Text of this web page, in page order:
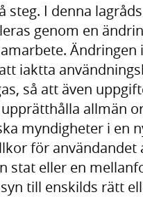
steg. I denna
genom en
Ändringen
iaktta
så att även
allmän
myndigheter i en
för användandet
stat eller en
till enskilds rätt